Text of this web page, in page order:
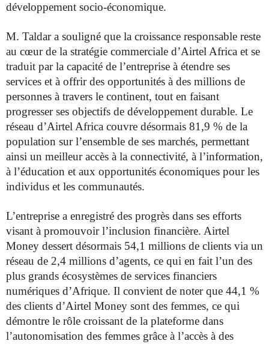
développement socio-économique.
M. Taldar a souligné que la croissance responsable reste
au cœur de la stratégie commerciale d’Airtel Africa et se
traduit par la capacité de l’entreprise à étendre ses
services et à offrir des opportunités à des millions de
personnes à travers le continent, tout en faisant
progresser ses objectifs de développement durable. Le
réseau d’Airtel Africa couvre désormais 81,9 % de la
population sur l’ensemble de ses marchés, permettant
ainsi un meilleur accès à la connectivité, à l’information,
à l’éducation et aux opportunités économiques pour les
individus et les communautés.
L’entreprise a enregistré des progrès dans ses efforts
visant à promouvoir l’inclusion financière. Airtel
Money dessert désormais 54,1 millions de clients via un
réseau de 2,4 millions d’agents, ce qui en fait l’un des
plus grands écosystèmes de services financiers
numériques d’Afrique. Il convient de noter que 44,1 %
des clients d’Airtel Money sont des femmes, ce qui
démontre le rôle croissant de la plateforme dans
l’autonomisation des femmes grâce à l’accès à des